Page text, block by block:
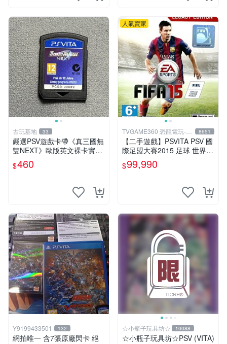
古玩基地 33
嚴選PSV遊戲卡帶《真三國無
雙NEXT》歐版英文裸卡實測
正常全新到貨 真三國無雙 PS
V 游戲卡帶 任玩無雙
$460
人氣賣家
TVGAME360 恐龍電玩-台
中店
8651
【二手遊戲】PSVITA PSV 國
際足盟大賽2015 足球 世界盃
FIFA 15 英文版【台中恐龍電
玩】
$99,990
Y9199433501 132
網拍唯一 含7張原廠閃卡 絕
☆小瓶子玩具坊☆ 10088
☆小瓶子玩具坊☆PSV (VITA)